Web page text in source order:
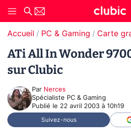
Accueil PC & Gaming Carte
ATi All In Wonder
sur Clubic
Par Nerces
Spécialiste PC & Gaming
Publié le 22 avril 2003 à 10h19
Suivez-nous